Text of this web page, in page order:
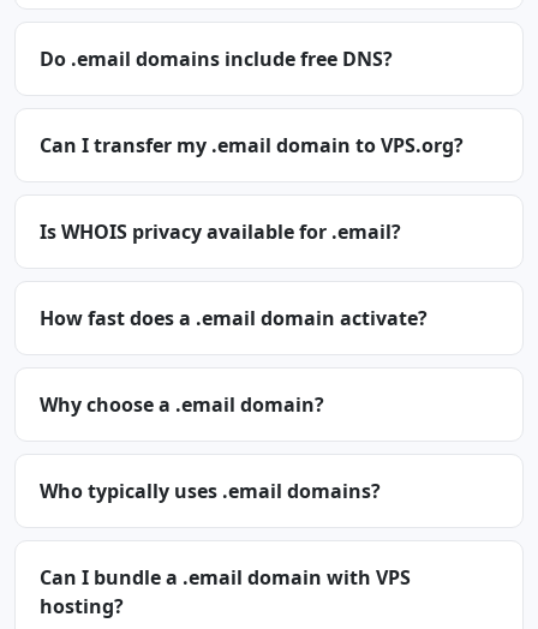
Do .email domains include free DNS?
Can I transfer my .email domain to VPS.org?
Is WHOIS privacy available for .email?
How fast does a .email domain activate?
Why choose a .email domain?
Who typically uses .email domains?
Can I bundle a .email domain with VPS
hosting?